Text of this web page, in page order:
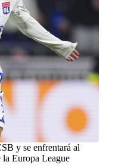
y se enfrentará al
la Europa League